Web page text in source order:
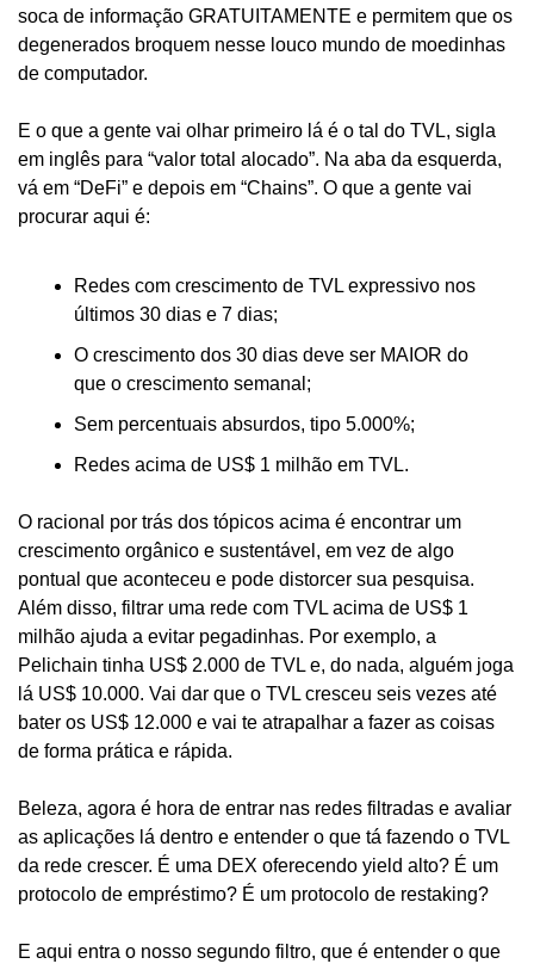
soca de informação GRATUITAMENTE e permitem que os
degenerados broquem nesse louco mundo de moedinhas
de computador.
E o que a gente vai olhar primeiro lá é o tal do TVL, sigla
em inglês para “valor total alocado”. Na aba da esquerda,
vá em “DeFi” e depois em “Chains”. O que a gente vai
procurar aqui é:
Redes com crescimento de TVL expressivo nos
últimos 30 dias e 7 dias;
O crescimento dos 30 dias deve ser MAIOR do
que o crescimento semanal;
Sem percentuais absurdos, tipo 5.000%;
Redes acima de US$ 1 milhão em TVL.
O racional por trás dos tópicos acima é encontrar um
crescimento orgânico e sustentável, em vez de algo
pontual que aconteceu e pode distorcer sua pesquisa.
Além disso, filtrar uma rede com TVL acima de US$ 1
milhão ajuda a evitar pegadinhas. Por exemplo, a
Pelichain tinha US$ 2.000 de TVL e, do nada, alguém joga
lá US$ 10.000. Vai dar que o TVL cresceu seis vezes até
bater os US$ 12.000 e vai te atrapalhar a fazer as coisas
de forma prática e rápida.
Beleza, agora é hora de entrar nas redes filtradas e avaliar
as aplicações lá dentro e entender o que tá fazendo o TVL
da rede crescer. É uma DEX oferecendo yield alto? É um
protocolo de empréstimo? É um protocolo de restaking?
E aqui entra o nosso segundo filtro, que é entender o que